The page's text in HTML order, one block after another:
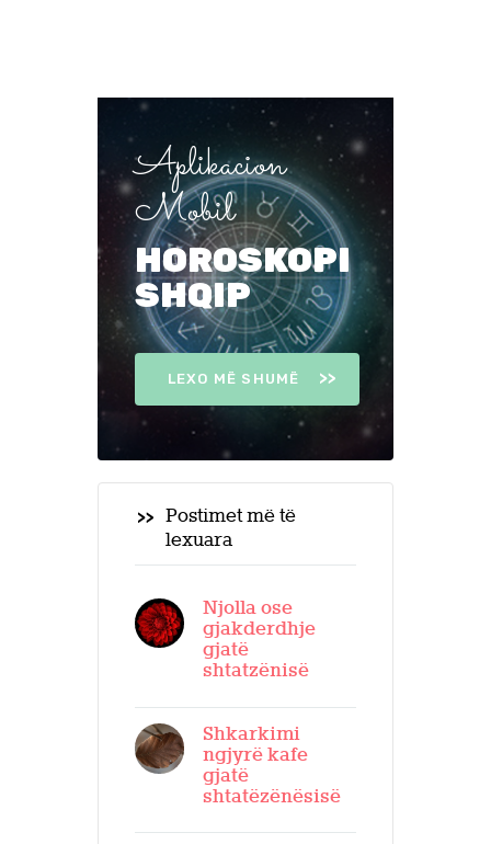
Aplikacion
Mobil
HOROSKOPI
SHQIP
LEXO MË SHUMË
Postimet më të
lexuara
Njolla ose
gjakderdhje
gjatë
shtatzënisë
Shkarkimi
ngjyrë kafe
gjatë
shtatëzënësisë